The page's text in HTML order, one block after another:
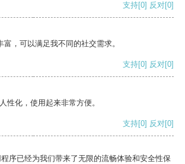
支持[0] 反对[0]
，可以满足我不同的社交需求。
支持[0] 反对[0]
性化，使用起来非常方便。
支持[0] 反对[0]
序已经为我们带来了无限的流畅体验和安全性保